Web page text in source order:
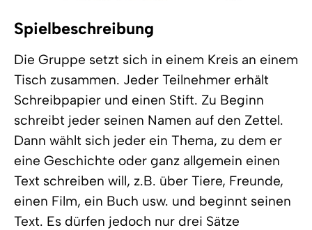
Spielbeschreibung
Die Gruppe setzt sich in einem Kreis an einem
Tisch zusammen. Jeder Teilnehmer erhält
Schreibpapier und einen Stift. Zu Beginn
schreibt jeder seinen Namen auf den Zettel.
Dann wählt sich jeder ein Thema, zu dem er
eine Geschichte oder ganz allgemein einen
Text schreiben will, z.B. über Tiere, Freunde,
einen Film, ein Buch usw. und beginnt seinen
Text. Es dürfen jedoch nur drei Sätze